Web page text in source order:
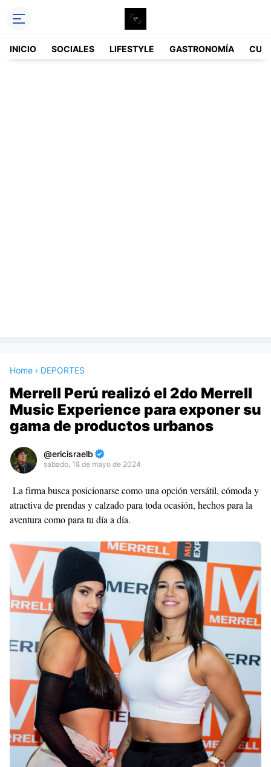
INICIO SOCIALES LIFESTYLE GASTRONOMÍA
Home › DEPORTES
Merrell Perú realizó el 2do Merrell
Music Experience para exponer su
gama de productos urbanos
ericisraelb
sábado, 18 de mayo de 2024
Premium
By
Design
Shroff
Templates
La firma busca posicionarse como una opción versátil, cómoda y
atractiva de prendas y calzado para toda ocasión, hechos para la
aventura como para tu día a día.